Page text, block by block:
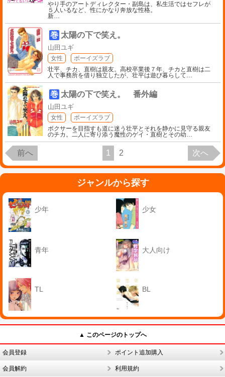
やり手のアートディレクター・副島は、私生活ではセフレが
５人いるなど、性にかなり奔放な性格。
新…
巻 太陽の下で笑え。
山田ユギ
女性
ボーイズラブ
壮平、チカ、直樹は親友。高校卒業後７年、チカと直樹は二
人で事務所を借り独立したが、壮平は遊び暮らして…
巻 太陽の下で笑え。 番外編
山田ユギ
女性
ボーイズラブ
ボクサーを目指すも道に迷う壮平とそれを静かに見守る親友
のチカ。二人に寄り添う魔性のゲイ・直樹とその幼…
前へ 1 2 次へ
ジャンルから探す
少年 少女
青年 大人向け
TL BL
▲ このページのトップへ
会員登録 ポイント追加購入
会員解約 利用規約